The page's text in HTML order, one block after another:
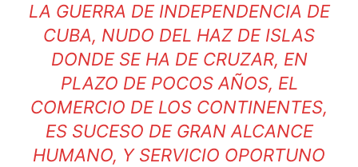
LA GUERRA DE INDEPENDENCIA DE
CUBA, NUDO DEL HAZ DE ISLAS
DONDE SE HA DE CRUZAR, EN
PLAZO DE POCOS AÑOS, EL
COMERCIO DE LOS CONTINENTES,
ES SUCESO DE GRAN ALCANCE
HUMANO, Y SERVICIO OPORTUNO